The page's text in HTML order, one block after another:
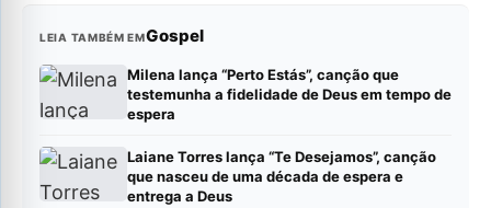
LEIA TAMBÉM EMGospel
Milena lança “Perto Estás”, canção que
testemunha a fidelidade de Deus em tempo de
espera
Laiane Torres lança “Te Desejamos”, canção
que nasceu de uma década de espera e
entrega a Deus